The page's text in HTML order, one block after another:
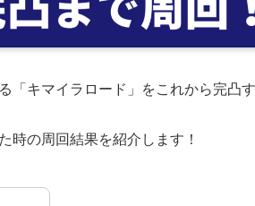
「キマイラロード」をこれから完凸
時の周回結果を紹介します！